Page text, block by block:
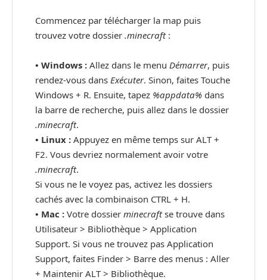
Commencez par télécharger la map puis
trouvez votre dossier .minecraft:
• Windows : Allez dans le menu Démarrer, puis
rendez-vous dans Exécuter. Sinon, faites Touche
Windows + R. Ensuite, tapez %appdata% dans
la barre de recherche, puis allez dans le dossier
.minecraft.
• Linux : Appuyez en même temps sur ALT +
F2. Vous devriez normalement avoir votre
.minecraft.
Si vous ne le voyez pas, activez les dossiers
cachés avec la combinaison CTRL + H.
• Mac : Votre dossier minecraftse trouve dans
Utilisateur > Bibliothèque > Application
Support. Si vous ne trouvez pas Application
Support, faites Finder > Barre des menus : Aller
+ Maintenir ALT > Bibliothèque.